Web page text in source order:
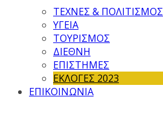
ΤΕΧΝΕΣ & ΠΟΛΙΤΙΣΜΟΣ
ΥΓΕΙΑ
ΤΟΥΡΙΣΜΟΣ
ΔΙΕΘΝΗ
ΕΠΙΣΤΗΜΕΣ
ΕΚΛΟΓΕΣ 2023
ΕΠΙΚΟΙΝΩΝΙΑ